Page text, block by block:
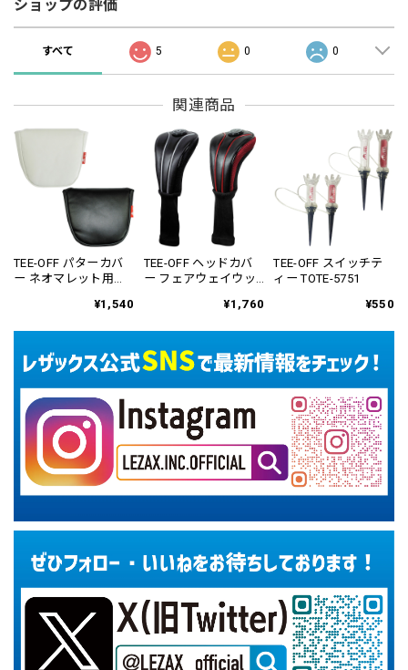
ショップの評価
すべて 5 0 0
関連商品
TEE-OFF パターカバ
ー ネオマレット用
¥1,540
TEE-OFF ヘッドカバ
ー フェアウェイウッ
¥1,760
TEE-OFF スイッチテ
ィー TOTE-5751
¥550